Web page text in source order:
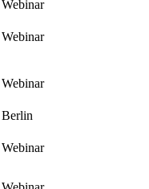
Webinar
Webinar
Webinar
Berlin
Webinar